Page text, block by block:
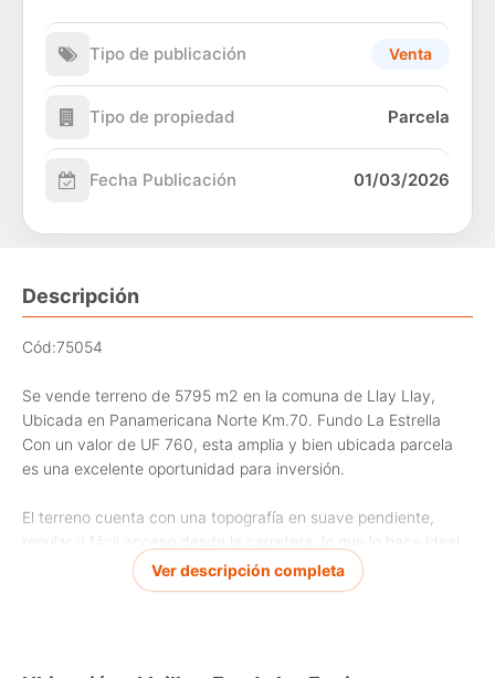
Tipo de publicación Venta
Tipo de propiedad Parcela
Fecha Publicación 01/03/2026
Descripción
Cód:75054
Se vende terreno de 5795 m2 en la comuna de Llay Llay,
Ubicada en Panamericana Norte Km.70. Fundo La Estrella
Con un valor de UF 760, esta amplia y bien ubicada parcela
es una excelente oportunidad para inversión.
El terreno cuenta con una topografía en suave pendiente,
regular y fácil acceso desde la carretera, lo que lo hace ideal
para construir la casa de tus sueños.
Ver descripción completa